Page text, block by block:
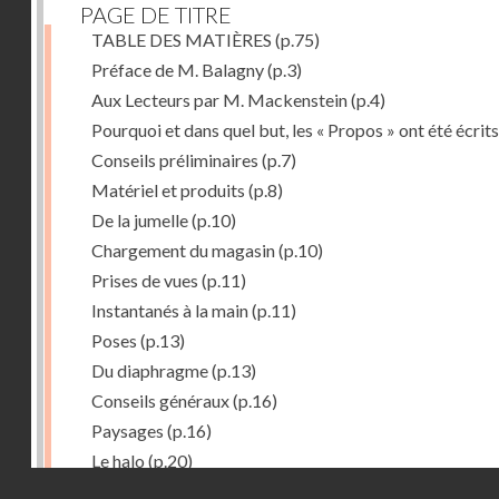
PAGE DE TITRE
TABLE DES MATIÈRES (p.75)
Préface de M. Balagny(p.3)
Aux Lecteurs par M. Mackenstein(p.4)
Pourquoi et dans quel but, les « Propos » ont été écrits
Conseils préliminaires (p.7)
Matériel et produits (p.8)
De la jumelle(p.10)
Chargement du magasin(p.10)
Prises de vues (p.11)
Instantanés à la main(p.11)
Poses (p.13)
Du diaphragme(p.13)
Conseils généraux(p.16)
Paysages (p.16)
Le halo (p.20)